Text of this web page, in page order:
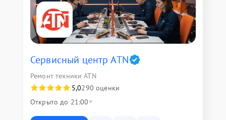
Сервисный центр ATN
Ремонт техники ATN
5,0290 оценки
Открыто до 21:00